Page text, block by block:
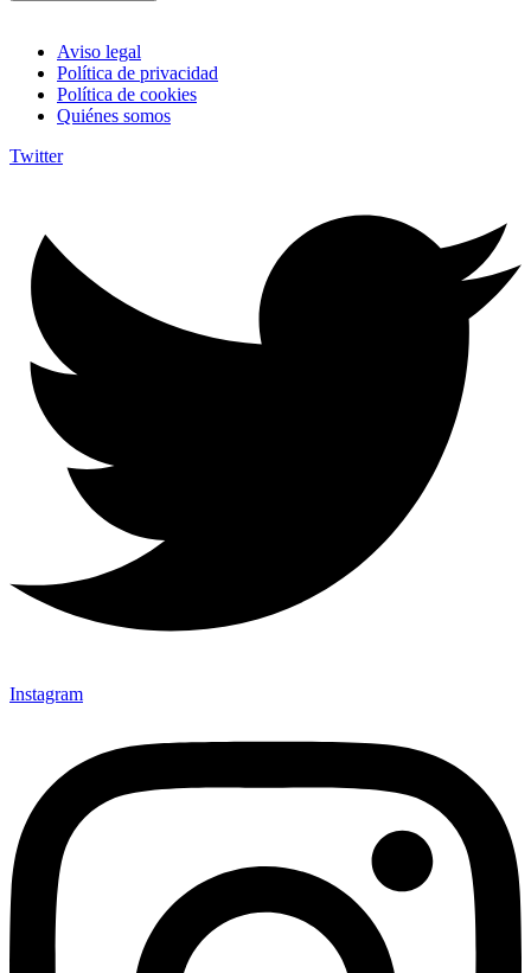
Aviso legal
Política de privacidad
Política de cookies
Quiénes somos
Twitter
Instagram